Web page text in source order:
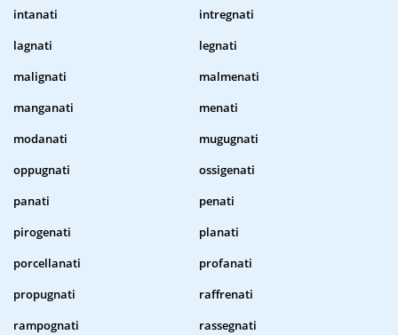
intanati
intregnati
lagnati
legnati
malignati
malmenati
manganati
menati
modanati
mugugnati
oppugnati
ossigenati
panati
penati
pirogenati
planati
porcellanati
profanati
propugnati
raffrenati
rampognati
rassegnati